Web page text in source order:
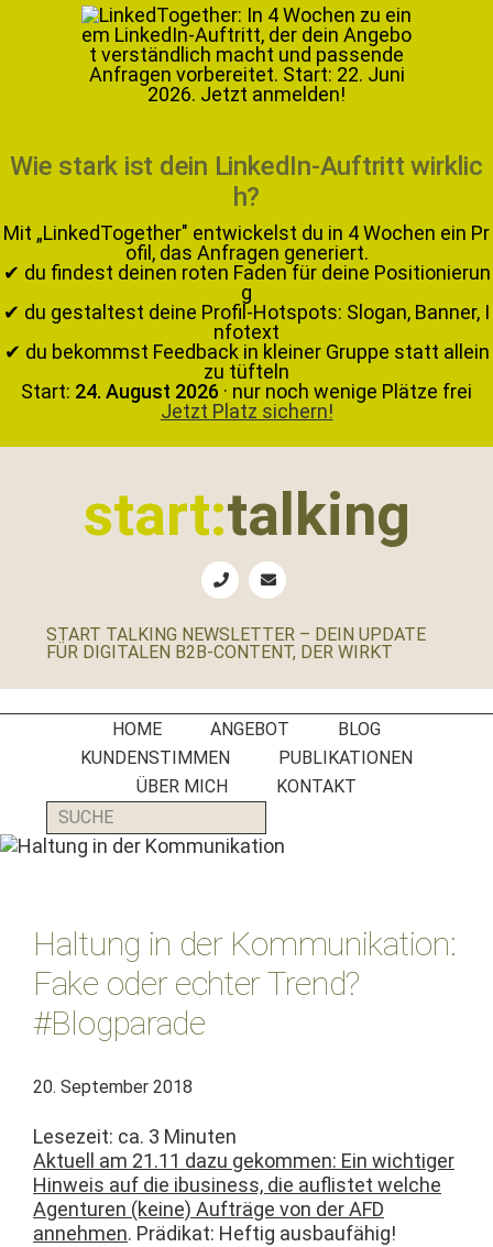
Wie stark ist dein LinkedIn-Auftritt wirklic
h?
Mit „LinkedTogether" entwickelst du in 4 Wochen ein Pr
ofil, das Anfragen generiert.
✔ du findest deinen roten Faden für deine Positionierun
g
✔ du gestaltest deine Profil-Hotspots: Slogan, Banner, I
nfotext
✔ du bekommst Feedback in kleiner Gruppe statt allein
zu tüfteln
Start: 24. August 2026 · nur noch wenige Plätze frei
Jetzt Platz sichern!
start:talking
B2B-
Social
Media
Manager
PR-
Agenturen
START TALKING NEWSLETTER – DEIN UPDATE
FÜR DIGITALEN B2B-CONTENT, DER WIRKT
HOME ANGEBOT
BLOG
KUNDENSTIMMEN
PUBLIKATIONEN
ÜBER MICH
KONTAKT
SUCHE
Haltung in der Kommunikation:
Fake oder echter Trend?
#Blogparade
20. September 2018
Lesezeit: ca. 3 Minuten
Aktuell am 21.11 dazu gekom­men: Ein wichtiger
Hin­weis auf die ibusi­ness, die auflis­tet welche
Agen­turen (keine) Aufträge von der AFD
annehmen. Prädikat: Heftig ausbaufähig!